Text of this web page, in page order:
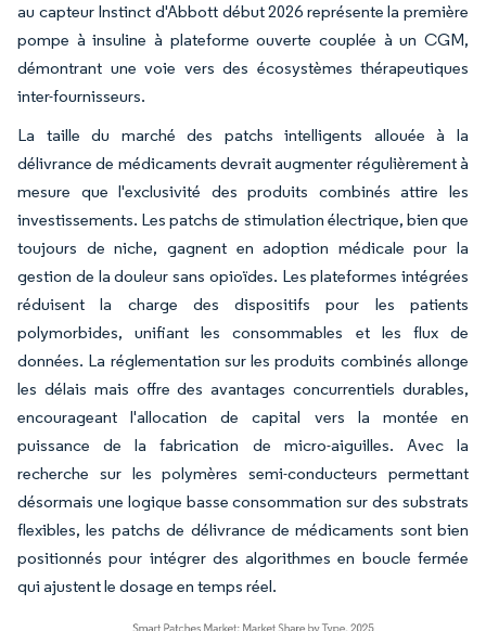
au capteur Instinct d'Abbott début 2026 représente la première
pompe à insuline à plateforme ouverte couplée à un CGM,
démontrant une voie vers des écosystèmes thérapeutiques
inter-fournisseurs.
La taille du marché des patchs intelligents allouée à la
délivrance de médicaments devrait augmenter régulièrement à
mesure que l'exclusivité des produits combinés attire les
investissements. Les patchs de stimulation électrique, bien que
toujours de niche, gagnent en adoption médicale pour la
gestion de la douleur sans opioïdes. Les plateformes intégrées
réduisent la charge des dispositifs pour les patients
polymorbides, unifiant les consommables et les flux de
données. La réglementation sur les produits combinés allonge
les délais mais offre des avantages concurrentiels durables,
encourageant l'allocation de capital vers la montée en
puissance de la fabrication de micro-aiguilles. Avec la
recherche sur les polymères semi-conducteurs permettant
désormais une logique basse consommation sur des substrats
flexibles, les patchs de délivrance de médicaments sont bien
positionnés pour intégrer des algorithmes en boucle fermée
qui ajustent le dosage en temps réel.